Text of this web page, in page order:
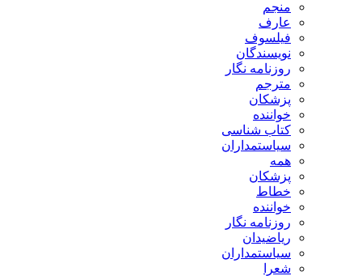
منجم
عارف
فیلسوف
نویسندگان
روزنامه نگار
مترجم
پزشکان
خواننده
کتاب شناسی
سیاستمداران
همه
پزشکان
خطاط
خواننده
روزنامه نگار
ریاضیدان
سیاستمداران
شعرا